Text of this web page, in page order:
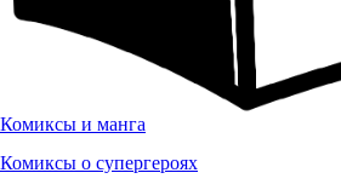
Комиксы и манга
Комиксы о супергероях